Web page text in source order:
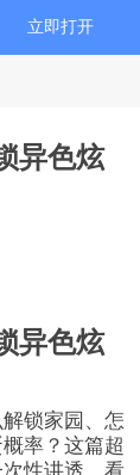
立即打开
异色炫
异色炫
锁家园、怎
率？这篇超